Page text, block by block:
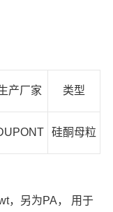
产厂家 类型
硅酮母粒
，另为PA， 用于